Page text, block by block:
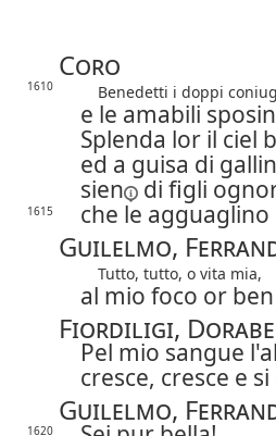
Coro
1610 Benedetti i doppi
e le amabili
Splenda lor il ciel
ed a guisa di
sien
di figli
1615 che le agguaglino
Guilelmo,
Tutto, tutto, o vita mia,
al mio foco or
Fiordiligi,
Pel mio sangue
cresce, cresce e
Guilelmo,
1620